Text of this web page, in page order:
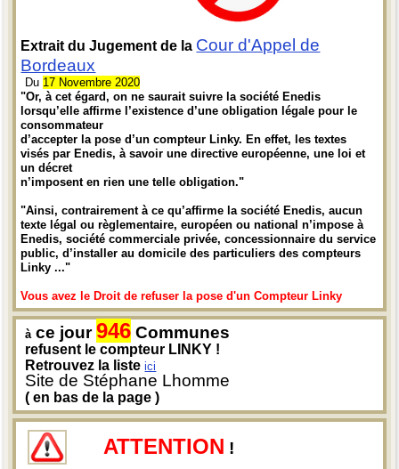
Extrait du Jugement de la Cour d'Appel de
Bordeaux
Du 17 Novembre 2020
"Or, à cet égard, on ne saurait suivre la société Enedis
lorsqu’elle affirme l’existence d’une obligation légale pour le
consommateur
d’accepter la pose d’un compteur Linky. En effet, les textes
visés par Enedis, à savoir une directive européenne, une loi et
un décret
n’imposent en rien une telle obligation."
"Ainsi, contrairement à ce qu’affirme la société Enedis, aucun
texte légal ou règlementaire, européen ou national n’impose à
Enedis, société commerciale privée, concessionnaire du service
public, d’installer au domicile des particuliers des compteurs
Linky ..."
Vous avez le Droit de refuser la pose d'un Compteur Linky
à ce jour946 Communes
refusent le compteur LINKY !
Retrouvez la listeici
Site de Stéphane Lhomme
( en bas de la page )
ATTENTION !